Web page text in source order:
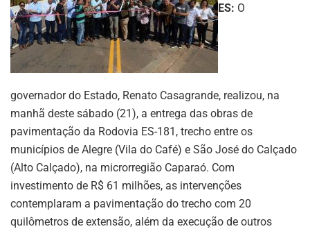
ES: O
governador do Estado, Renato Casagrande, realizou, na
manhã deste sábado (21), a entrega das obras de
pavimentação da Rodovia ES-181, trecho entre os
municípios de Alegre (Vila do Café) e São José do Calçado
(Alto Calçado), na microrregião Caparaó. Com
investimento de R$ 61 milhões, as intervenções
contemplaram a pavimentação do trecho com 20
quilômetros de extensão, além da execução de outros